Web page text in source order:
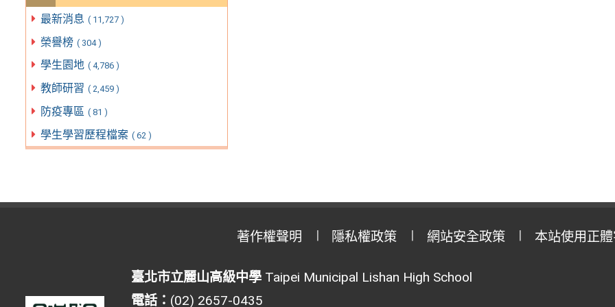
最新消息 ( 11,727 )
榮譽榜 ( 304 )
學生園地 ( 4,786 )
教師研習 ( 2,459 )
防疫專區 ( 81 )
學生學習歷程檔案 ( 62 )
著作權聲明 隱私權政策 網站安全政策 本站使用正
臺北市立麗山高級中學Taipei Municipal Lishan High School
電話： (02) 2657-0435